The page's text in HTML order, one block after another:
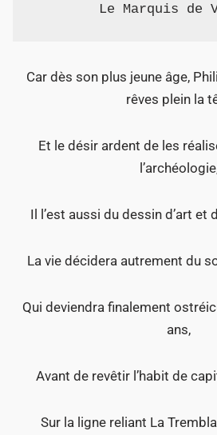
Le Marquis de
Car dès son plus jeune âge,
rêves plein la
Et le désir ardent de les
Il l’est aussi du dessin d’art et
La vie décidera autrement du
Qui deviendra finalement
ans,
Avant de revêtir l’habit de
Sur la ligne reliant La